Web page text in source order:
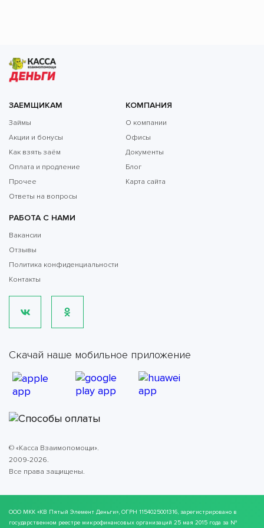
ЗАЕМЩИКАМ
Займы
Акции и бонусы
Как взять заём
Оплата и продление
Прочее
Ответы на вопросы
КОМПАНИЯ
О компании
Офисы
Документы
Блог
Карта сайта
РАБОТА С НАМИ
Вакансии
Отзывы
Политика конфиденциальности
Контакты
Скачай наше мобильное приложение
© «Касса Взаимопомощи».
2009-2026.
Все права защищены.
ООО МКК «КВ Пятый Элемент Деньги», ОГРН 1154025001316, зарегистрировано в
государственном реестре микрофинансовых организаций 25 мая 2015 года за №